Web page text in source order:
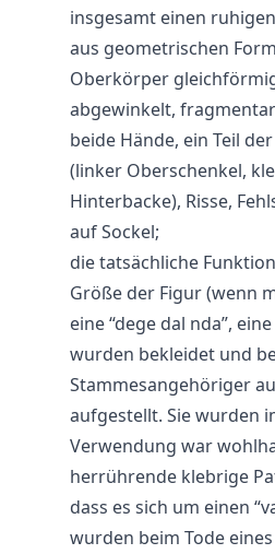
insgesamt einen
aus geometrischen
Oberkörper
abgewinkelt,
beide Hände, ein Teil
(linker Oberschenkel,
Hinterbacke), Risse,
auf Sockel;
die tatsächliche
Größe der Figur (wenn
eine “dege dal nda”,
wurden bekleidet und
Stammesangehöriger
aufgestellt. Sie wurden
Verwendung war
herrührende klebrige
dass es sich um einen
wurden beim Tode